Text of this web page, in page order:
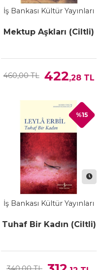
İş Bankası Kültür Yayınları
Mektup Aşkları (Ciltli)
460,00 TL 422,28TL
İş Bankası Kültür Yayınları
Tuhaf Bir Kadın (Ciltli)
%15